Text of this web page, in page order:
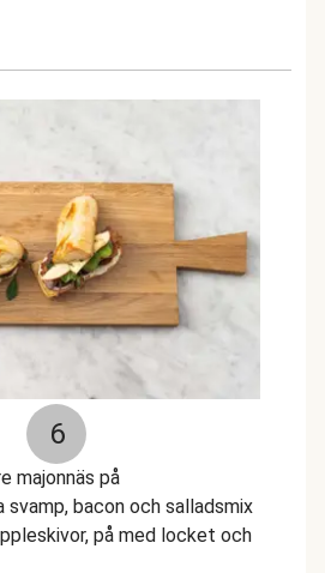
6
majonnäs på
bacon och salladsmix
på med locket och